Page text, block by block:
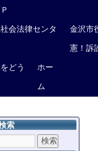
会法律センタ 金沢市
憲！訴
どう ホー
ム
索